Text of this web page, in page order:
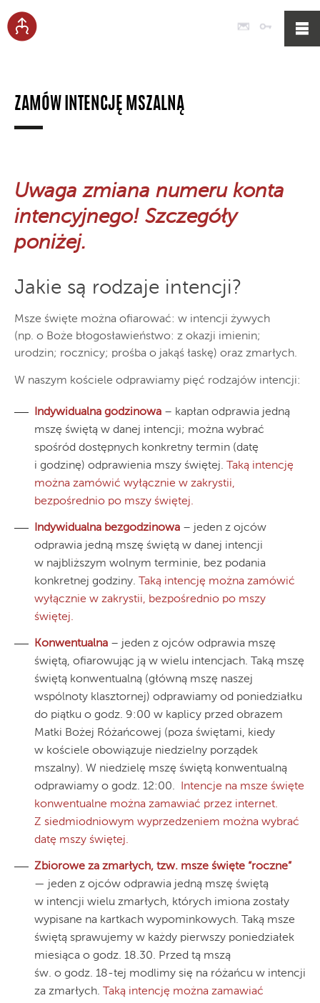
Poczta
ZAMÓW INTENCJĘ MSZALNĄ
Uwaga zmiana numeru konta
intencyjnego! Szczegóły
poniżej.
Jakie są rodzaje intencji?
Msze święte można ofiarować: w intencji żywych
(np. o Boże błogosławieństwo: z okazji imienin;
urodzin; rocznicy; prośba o jakąś łaskę) oraz zmarłych.
W naszym kościele odprawiamy pięć rodzajów intencji:
Indywidualna godzinowa – kapłan odprawia jedną
mszę świętą w danej intencji; można wybrać
spośród dostępnych konkretny termin (datę
i godzinę) odprawienia mszy świętej.
Taką intencję
można zamówić wyłącznie w zakrystii,
bezpośrednio po mszy świętej.
Indywidualna bezgodzinowa – jeden z ojców
odprawia jedną mszę świętą w danej intencji
w najbliższym wolnym terminie, bez podania
konkretnej godziny.
Taką intencję można zamówić
wyłącznie w zakrystii, bezpośrednio po mszy
świętej.
Konwentualna – jeden z ojców odprawia mszę
świętą, ofiarowując ją w wielu intencjach. Taką mszę
świętą konwentualną (główną mszę naszej
wspólnoty klasztornej) odprawiamy od poniedziałku
do piątku o godz. 9:00 w kaplicy przed obrazem
Matki Bożej Różańcowej (poza świętami, kiedy
w kościele obowiązuje niedzielny porządek
mszalny). W niedzielę mszę świętą konwentualną
odprawiamy o godz. 12:00.
Intencje na msze święte
konwentualne można zamawiać przez internet.
Z siedmiodniowym wyprzedzeniem można wybrać
datę mszy świętej.
Zbiorowe za zmarłych, tzw. msze święte “roczne”
— jeden z ojców odprawia jedną mszę świętą
w intencji wielu zmarłych, których imiona zostały
wypisane na kartkach wypominkowych. Taką msze
świętą sprawujemy w każdy pierwszy poniedziałek
miesiąca o godz. 18.30. Przed tą mszą
św. o godz. 18-tej modlimy się na różańcu w intencji
za zmarłych.
Taką intencję można zamawiać